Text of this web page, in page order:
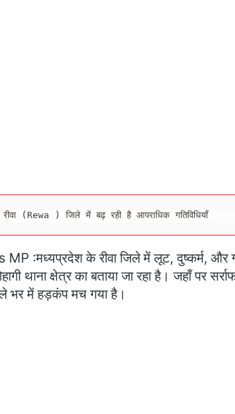
(Rewa ) जिले में बढ़ रही है आपराधिक गतिविधियाँ
:मध्यप्रदेश के रीवा जिले में लूट, दुष्कर्म, और
थाना क्षेत्र का बताया जा रहा है। जहाँ पर
भर में हड़कंप मच गया है।